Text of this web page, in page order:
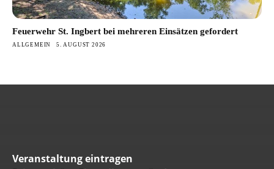
Feuerwehr St. Ingbert bei mehreren Einsätzen gefordert
ALLGEMEIN 5. AUGUST 2026
Veranstaltung eintragen